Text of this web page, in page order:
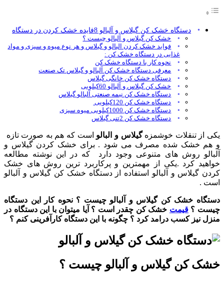
دستگاه خشک کن گیلاس و آلبالو 8فایده خشک کردن در دستگاه
خشک کن گیلاس و آلبالو چیست ؟
فواید خشک کردن البالو و گیلاس و هر نوع میوه و سبزی و مواد
غذایی در دستگاه خشک کن :
نحوه کار با دستگاه خشک کن
معرفی دستگاه خشک کن آلبالو و گیلاس تک صنعت
دستگاه خشک کن خانگی گیلاس
خشک کن گیلاس و آلبالو 60کیلویی
دستگاه خشک کن نیمه صنعتی آلبالو گیلاس
دستگاه خشک کن 120کیلویی
دستگاه خشک کن 1000کیلویی میوه سبزی
دستگاه خشک کن 2تنی گیلاس
یکی از تنقلات خوشمزهگیلاس و البالو است که هم به صورت تازه
و هم خشک شده مصرف می شود . برای خشک کردن گیلاس و
آلبالو روش های متنوعی وجود دارد که در این نوشته مطالعه
خواهید کرد .یکی از مهمترین و پرکاربرد ترین روش های خشک
کردن گیلاس و آلبالو استفاده از دستگاه خشک کن گیلاس و آلبالو
است .
دستگاه خشک کن گیلاس و آلبالو چیست ؟ نحوه کار این دستگاه
چیست ؟قیمت خشک کن چقدر است ؟ آیا میتوان با این دستگاه در
منزل نیز کسب درامد کرد ؟ چگونه با این دستگاه کارآفرینی کنم ؟
خشک کن گیلاس و آلبالو چیست ؟